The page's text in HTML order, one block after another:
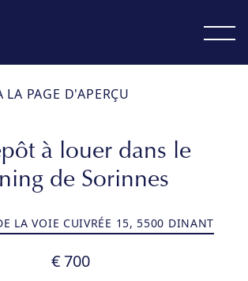
LA PAGE D'APERÇU
à louer dans le
de Sorinnes
LA VOIE CUIVRÉE 15, 5500 DINANT
€ 700